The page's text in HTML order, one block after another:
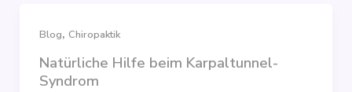
Blog, Chiropaktik
Natürliche Hilfe beim Karpaltunnel-
Syndrom